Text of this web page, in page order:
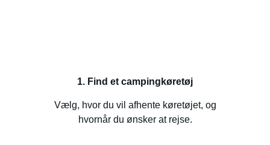
1. Find et campingkøretøj
Vælg, hvor du vil afhente køretøjet, og
hvornår du ønsker at rejse.